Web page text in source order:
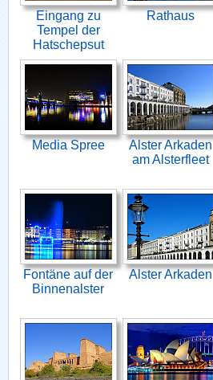
Eingang zu
Tempel der
Hatschepsut
Rathaus
Media Spree
Alster Arkaden
am Alsterfleet
Fontäne auf der
Binnenalster
Alster Arkaden